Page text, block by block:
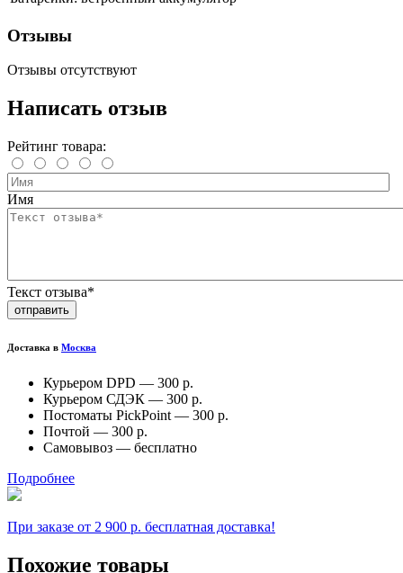
Отзывы
Отзывы отсутствуют
Написать отзыв
Рейтинг товара:
Имя
Текст отзыва*
отправить
Доставка в Москва
Курьером DPD — 300 р.
Курьером СДЭК — 300 р.
Постоматы PickPoint — 300 р.
Почтой — 300 р.
Самовывоз — бесплатно
Подробнее
При заказе от 2 900 р. бесплатная доставка!
Похожие товары